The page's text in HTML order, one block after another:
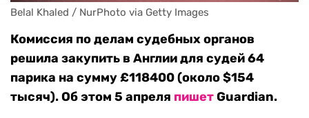
Belal Khaled / NurPhoto via Getty Images
Комиссия по делам судебных органов
решила закупить в Англии для судей 64
парика на сумму £118400 (около $154
тысяч). Об этом 5 апреля пишетGuardian.